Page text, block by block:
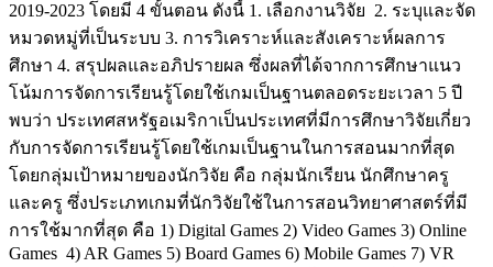
2019-2023 โดยมี 4 ขั้นตอน ดังนี้ 1. เลือกงานวิจัย 2. ระบุและจัด
หมวดหมู่ที่เป็นระบบ 3. การวิเคราะห์และสังเคราะห์ผลการ
ศึกษา 4. สรุปผลและอภิปรายผล ซึ่งผลที่ได้จากการศึกษาแนว
โน้มการจัดการเรียนรู้โดยใช้เกมเป็นฐานตลอดระยะเวลา 5 ปี
พบว่า ประเทศสหรัฐอเมริกาเป็นประเทศที่มีการศึกษาวิจัยเกี่ยว
กับการจัดการเรียนรู้โดยใช้เกมเป็นฐานในการสอนมากที่สุด
โดยกลุ่มเป้าหมายของนักวิจัย คือ กลุ่มนักเรียน นักศึกษาครู
และครู ซึ่งประเภทเกมที่นักวิจัยใช้ในการสอนวิทยาศาสตร์ที่มี
การใช้มากที่สุด คือ 1) Digital Games 2) Video Games 3) Online
Games 4) AR Games 5) Board Games 6) Mobile Games 7) VR